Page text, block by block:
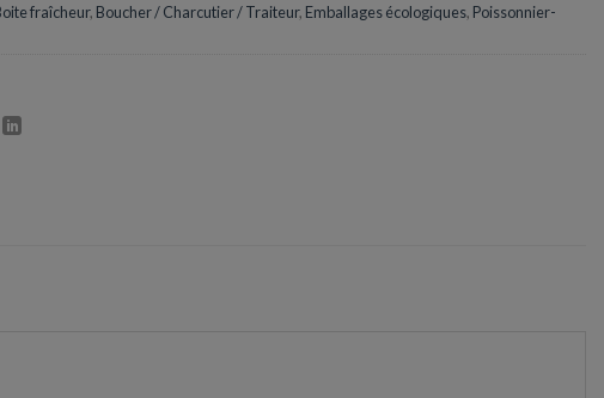
fraîcheur, Boucher / Charcutier / Traiteur, Emballages écologiques, Poissonnier-